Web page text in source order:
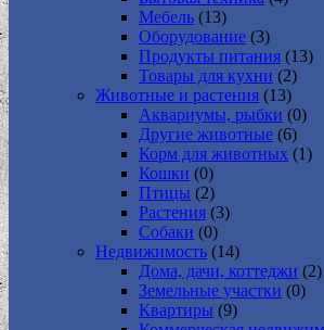
Мебель (13)
Оборудование (3)
Продукты питания (13)
Товары для кухни (2)
Животные и растения (13)
Аквариумы, рыбки (0)
Другие животные (6)
Корм для животных (1)
Кошки (0)
Птицы (2)
Растения (3)
Собаки (0)
Недвижимость (14)
Дома, дачи, коттеджи (2)
Земельные участки (0)
Квартиры (9)